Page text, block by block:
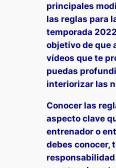
principales
las reglas para
temporada
objetivo de que
vídeos que te
puedas
interiorizar las
Conocer las
aspecto clave
entrenador o
debes conocer,
responsabilidad